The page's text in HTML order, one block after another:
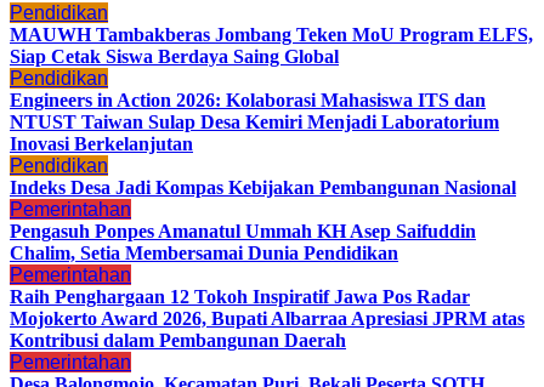
Pendidikan
MAUWH Tambakberas Jombang Teken MoU Program ELFS,
Siap Cetak Siswa Berdaya Saing Global
Pendidikan
Engineers in Action 2026: Kolaborasi Mahasiswa ITS dan
NTUST Taiwan Sulap Desa Kemiri Menjadi Laboratorium
Inovasi Berkelanjutan
Pendidikan
Indeks Desa Jadi Kompas Kebijakan Pembangunan Nasional
Pemerintahan
Pengasuh Ponpes Amanatul Ummah KH Asep Saifuddin
Chalim, Setia Membersamai Dunia Pendidikan
Pemerintahan
Raih Penghargaan 12 Tokoh Inspiratif Jawa Pos Radar
Mojokerto Award 2026, Bupati Albarraa Apresiasi JPRM atas
Kontribusi dalam Pembangunan Daerah
Pemerintahan